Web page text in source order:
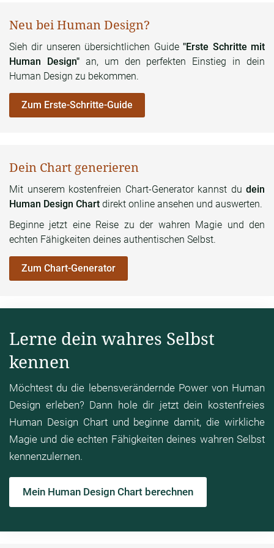
drei Meisterzahlen, die einen besonderen Wert haben
Status,
sage ich jetzt einmal neben 1 bis 9.
Das sind
diese Betrachtungsweisen, die wir nehmen,
Erweiterungen derspirituellen Ebene, gerade wenn man
spirituelleren Bedeutung.Ich gehe aber gerne auf die
Basics zurück.Zum einen, weil ich glaube,dass es
immer Grundfundamente gibt und zum anderensehe ich
halt in diesem Wir wollen viel mehr habenund es muss
doch noch viel mehr geben. Und ichmöchte auch gerne
besonderer sein, dass ich so
Optimierungs.
Ich bin nicht zufrieden mit dem was ist
unterschiedlichsten Ebenen.Ich arbeite aber ganz mit
Ebenendahinter, wenn ich in die Fundamente
runtergehe.
Gründung der Soulful Living GmbH
Thorsten Wings 00:05:52
Okay. Danke schön.
Sehr gern.
Neu bei Human Design?
Sieh dir unseren übersichtlichen Guide"Erste Schritte mit
Human Design"an, um den perfekten Einstieg in dein
Human Design zu bekommen.
Zum Erste-Schritte-Guide
Dein Chart generieren
Mit unserem kostenfreien Chart-Generator kannst du dein
Human Design Chart direkt online ansehen und auswerten.
Beginne jetzt eine Reise zu der wahren Magie und den
echten Fähigkeiten deines authentischen Selbst.
Zum Chart-Generator
Lerne dein wahres Selbst
kennen
Möchtest du die lebensverändernde Power von Human
Design erleben? Dann hole dir jetzt dein kostenfreies
Human Design Chart und beginne damit, die wirkliche
Magie und die echten Fähigkeiten deines wahren Selbst
kennenzulernen.
Mein Human Design Chart berechnen